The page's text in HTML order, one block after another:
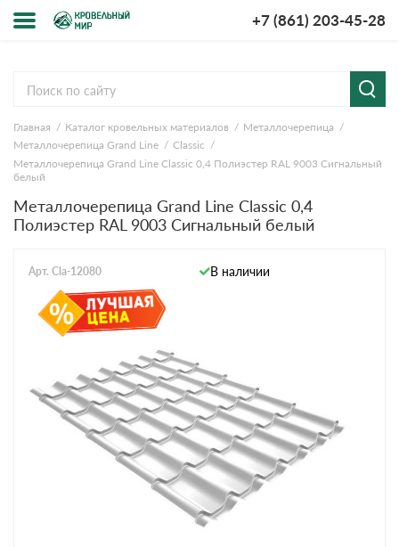
+7 (861) 203-45-28
компании
и оплата
ответы
Главная Каталог кровельных материалов
Металлочерепица
Металлочерепица Grand Line
Classic
Металлочерепица Grand Line Classic 0,4 Полиэстер RAL 9003 Сигнальный
белый
Металлочерепица Grand Line Classic 0,4
Полиэстер RAL 9003 Сигнальный белый
Арт. Cla-12080 В наличии